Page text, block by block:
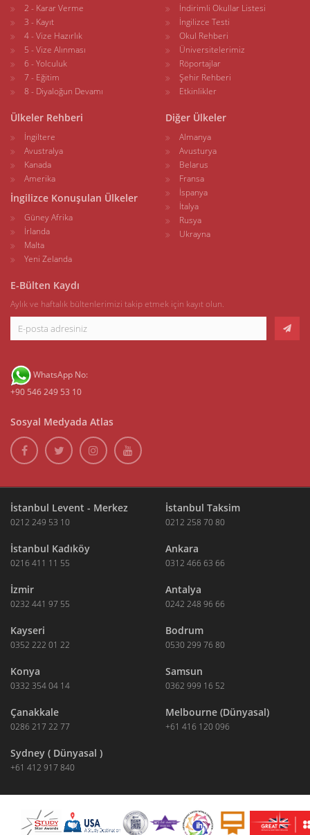
2 - Karar Verme
3 - Kayıt
4 - Vize Hazırlık
5 - Vize Alınması
6 - Yolculuk
7 - Eğitim
8 - Diyaloğun Devamı
İndirimli Okullar Listesi
İngilizce Testi
Okul Rehberi
Üniversitelerimiz
Röportajlar
Şehir Rehberi
Etkinlikler
Ülkeler Rehberi
İngiltere
Avustralya
Kanada
Amerika
İngilizce Konuşulan Ülkeler
Güney Afrika
İrlanda
Malta
Yeni Zelanda
Diğer Ülkeler
Almanya
Avusturya
Belarus
Fransa
İspanya
İtalya
Rusya
Ukrayna
E-Bülten Kaydı
Aylık ve haftalık bültenlerimizi takip etmek için kayıt olun.
WhatsApp No:
+90 546 249 53 10
Sosyal Medyada Atlas
İstanbul Levent - Merkez
0212 249 53 10
İstanbul Taksim
0212 258 70 80
İstanbul Kadıköy
0216 411 11 55
Ankara
0312 466 63 66
İzmir
0232 441 97 55
Antalya
0242 248 96 66
Kayseri
0352 222 01 22
Bodrum
0530 299 76 80
Konya
0332 354 04 14
Samsun
0362 999 16 52
Çanakkale
0286 217 22 77
Melbourne (Dünyasal)
+61 416 120 096
Sydney ( Dünyasal )
+61 412 917 840